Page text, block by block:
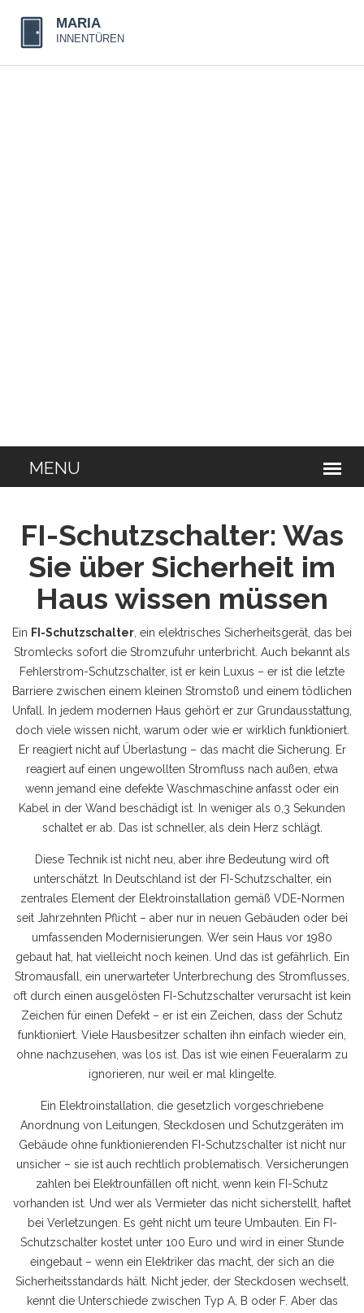
FI-Schutzschalter: Was
Sie über Sicherheit im
Haus wissen müssen
Ein FI-Schutzschalter ein elektrisches Sicherheitsgerät, das bei
Stromlecks sofort die Stromzufuhr unterbricht . Auch bekannt als
Fehlerstrom-Schutzschalter, ist er kein Luxus – er ist die letzte
Barriere zwischen einem kleinen Stromstoß und einem tödlichen
Unfall.
In jedem modernen Haus gehört er zur Grundausstattung,
doch viele wissen nicht, warum oder wie er wirklich funktioniert.
Er reagiert nicht auf Überlastung – das macht die Sicherung. Er
reagiert auf einen ungewollten Stromfluss nach außen, etwa
wenn jemand eine defekte Waschmaschine anfasst oder ein
Kabel in der Wand beschädigt ist. In weniger als 0,3 Sekunden
schaltet er ab. Das ist schneller, als dein Herz schlägt.
Diese Technik ist nicht neu, aber ihre Bedeutung wird oft
unterschätzt. In Deutschland ist der FI-Schutzschalter, ein
zentrales Element der Elektroinstallation gemäß VDE-Normen
seit Jahrzehnten Pflicht – aber nur in neuen Gebäuden oder bei
umfassenden Modernisierungen. Wer sein Haus vor 1980
gebaut hat, hat vielleicht noch keinen. Und das ist gefährlich. Ein
Stromausfall
ein unerwarteter Unterbrechung des Stromflusses,
oft durch einen ausgelösten FI-Schutzschalter verursacht ist kein
Zeichen für einen Defekt – er ist ein Zeichen, dass der Schutz
funktioniert. Viele Hausbesitzer schalten ihn einfach wieder ein,
ohne nachzusehen, was los ist. Das ist wie einen Feueralarm zu
ignorieren, nur weil er mal klingelte.
Ein Elektroinstallation die gesetzlich vorgeschriebene
Anordnung von Leitungen, Steckdosen und Schutzgeräten im
Gebäudeohne funktionierenden FI-Schutzschalter ist nicht nur
unsicher – sie ist auch rechtlich problematisch. Versicherungen
zahlen bei Elektrounfällen oft nicht, wenn kein FI-Schutz
vorhanden ist. Und wer als Vermieter das nicht sicherstellt, haftet
bei Verletzungen. Es geht nicht um teure Umbauten. Ein FI-
Schutzschalter kostet unter 100 Euro und wird in einer Stunde
eingebaut – wenn ein Elektriker das macht, der sich an die
Sicherheitsstandards hält. Nicht jeder, der Steckdosen wechselt,
kennt die Unterschiede zwischen Typ A, B oder F. Aber das